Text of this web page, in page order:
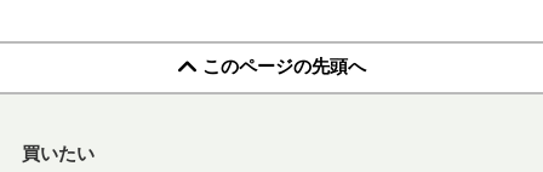
このページの先頭へ
買いたい